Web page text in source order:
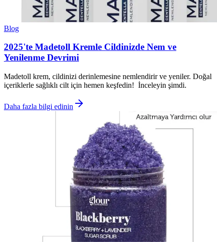
Blog
2025'te Madetoll Kremle Cildinizde Nem ve
Yenilenme Devrimi
Madetoll krem, cildinizi derinlemesine nemlendirir ve yeniler. Doğal
içeriklerle sağlıklı cilt için hemen keşfedin! İnceleyin şimdi.
Daha fazla bilgi edinin